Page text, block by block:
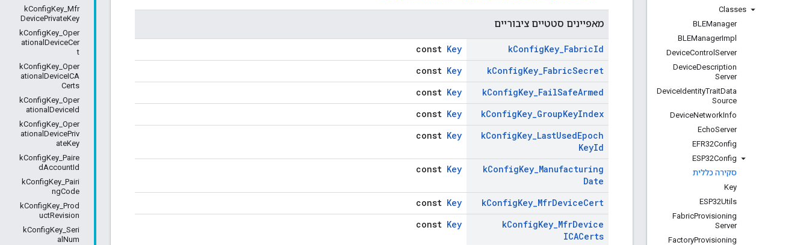
Classes
BLEManager
BLEManagerImpl
DeviceControl Server
DeviceDescription
Server
DeviceIdentityTraitData
Source
DeviceNetworkInfo
EchoServer
EFR32Config
ESP32Config
סקירה כללית
Key
ESP32Utils
FabricProvisioning
Server
FactoryProvisioning
kConfigKey_Mfr
DevicePrivateKey
kConfigKey_Oper
ationalDeviceCer
t
kConfigKey_Oper
ationalDeviceICA
Certs
kConfigKey_Oper
ationalDeviceId
kConfigKey_Oper
ationalDevicePriv
ateKey
kConfigKey_Paire
dAccountId
kConfigKey_Pairi
ngCode
kConfigKey_Prod
uctRevision
kConfigKey_Seri
alNum
מאפיינים סטטיים ציבוריים
kConfigKey_FabricId
const Key
kConfigKey_FabricSecret
const Key
kConfigKey_FailSafeArmed
const Key
kConfigKey_GroupKeyIndex
const Key
kConfigKey_LastUsedEpoch
KeyId
const Key
kConfigKey_Manufacturing
Date
const Key
kConfigKey_MfrDeviceCert
const Key
kConfigKey_MfrDevice
ICACerts
const Key